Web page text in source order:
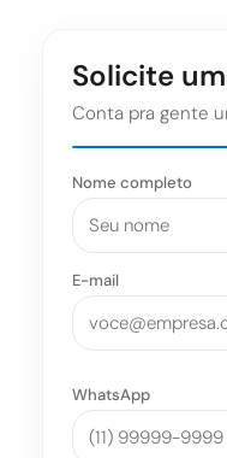
Solicite
Conta pra gente
Nome completo
E-mail
WhatsApp